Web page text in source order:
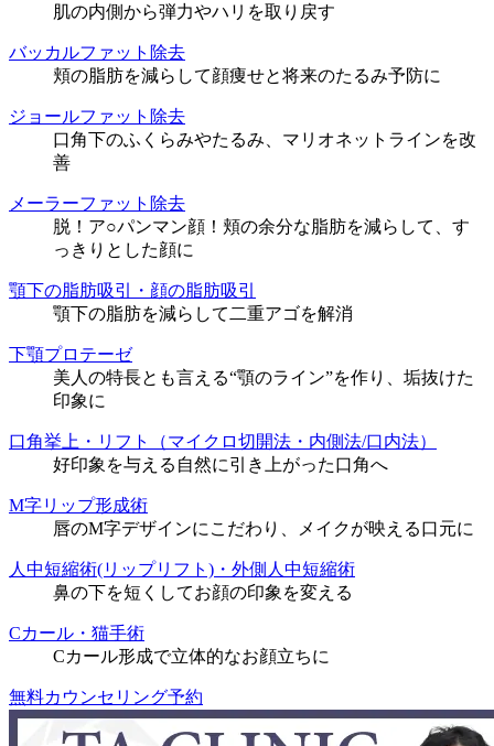
肌の内側から弾力やハリを取り戻す
バッカルファット除去
頬の脂肪を減らして顔痩せと将来のたるみ予防に
ジョールファット除去
口角下のふくらみやたるみ、マリオネットラインを改
善
メーラーファット除去
脱！ア○パンマン顔！頬の余分な脂肪を減らして、す
っきりとした顔に
顎下の脂肪吸引・顔の脂肪吸引
顎下の脂肪を減らして二重アゴを解消
下顎プロテーゼ
美人の特長とも言える“顎のライン”を作り、垢抜けた
印象に
口角挙上・リフト（マイクロ切開法・内側法/口内法）
好印象を与える自然に引き上がった口角へ
M字リップ形成術
唇のM字デザインにこだわり、メイクが映える口元に
人中短縮術(リップリフト)・外側人中短縮術
鼻の下を短くしてお顔の印象を変える
Cカール・猫手術
Cカール形成で立体的なお顔立ちに
無料カウンセリング予約